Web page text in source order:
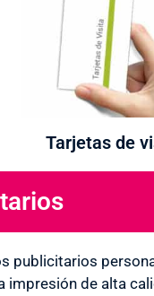
Tarjetas de
publicitarios
impresión de alta